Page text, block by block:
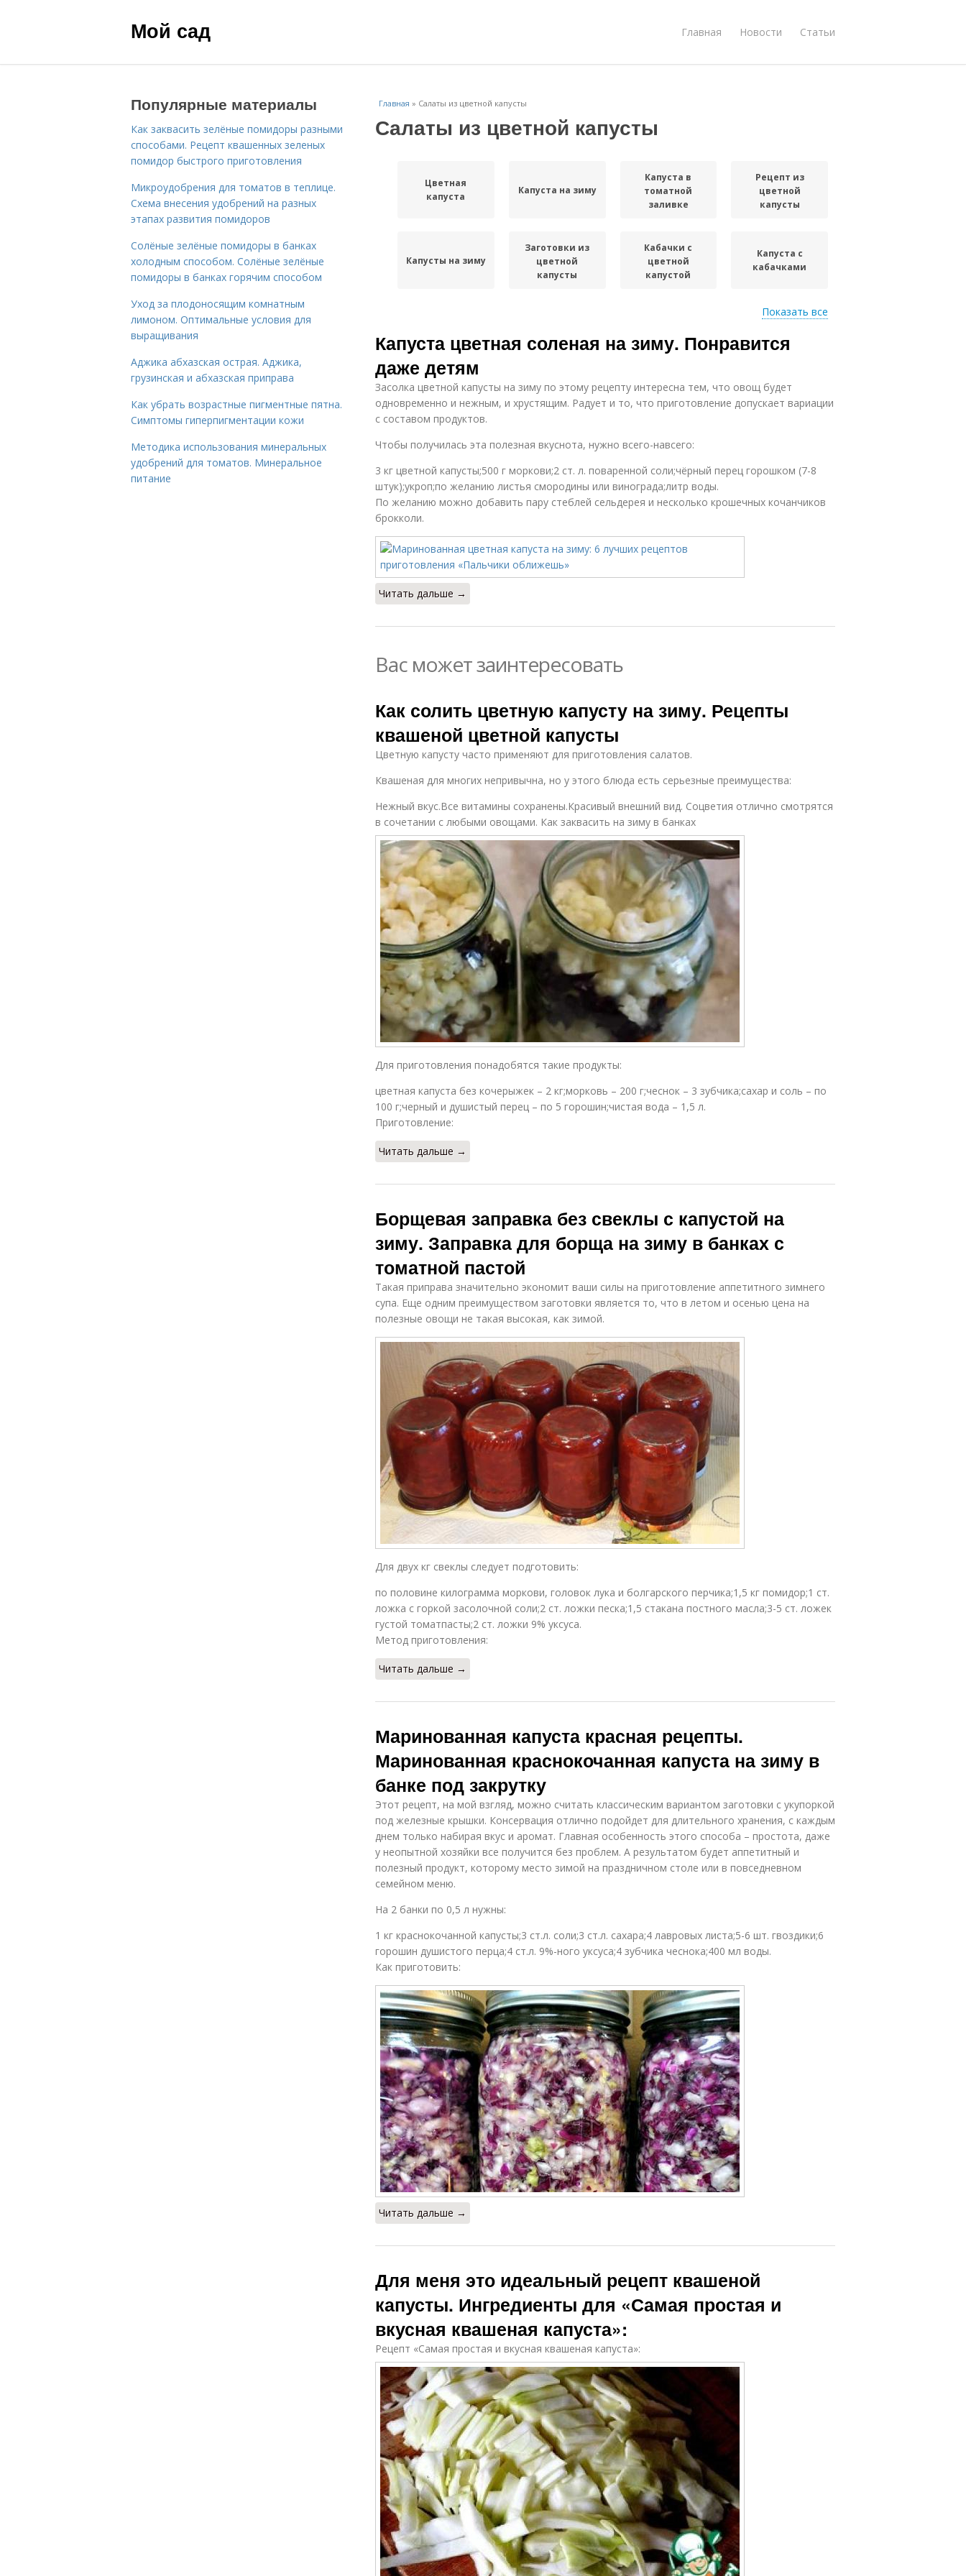
Мой сад Главная Новости Статьи
Главная » Салаты из цветной капусты
Салаты из цветной капусты
Цветная
капуста
Капуста на зиму
Капуста в
томатной
заливке
Рецепт из
цветной
капусты
Капусты на зиму
Заготовки из
цветной
капусты
Кабачки с
цветной
капустой
Капуста с
кабачками
капусты
перцем
приправой
Показать все
Капуста цветная соленая на зиму. Понравится
даже детям
Засолка цветной капусты на зиму по этому рецепту интересна тем, что овощ будет
одновременно и нежным, и хрустящим. Радует и то, что приготовление допускает вариации
с составом продуктов.
Чтобы получилась эта полезная вкуснота, нужно всего-навсего:
3 кг цветной капусты;500 г моркови;2 ст. л. поваренной соли;чёрный перец горошком (7-8
штук);укроп;по желанию листья смородины или винограда;литр воды.
По желанию можно добавить пару стеблей сельдерея и несколько крошечных кочанчиков
брокколи.
Читать дальше →
Вас может заинтересовать
Как солить цветную капусту на зиму. Рецепты
квашеной цветной капусты
Цветную капусту часто применяют для приготовления салатов.
Квашеная для многих непривычна, но у этого блюда есть серьезные преимущества:
Нежный вкус.Все витамины сохранены.Красивый внешний вид. Соцветия отлично смотрятся
в сочетании с любыми овощами. Как заквасить на зиму в банках
Для приготовления понадобятся такие продукты:
цветная капуста без кочерыжек – 2 кг;морковь – 200 г;чеснок – 3 зубчика;сахар и соль – по
100 г;черный и душистый перец – по 5 горошин;чистая вода – 1,5 л.
Приготовление:
Читать дальше →
Борщевая заправка без свеклы с капустой на
зиму. Заправка для борща на зиму в банках с
томатной пастой
Такая приправа значительно экономит ваши силы на приготовление аппетитного зимнего
супа. Еще одним преимуществом заготовки является то, что в летом и осенью цена на
полезные овощи не такая высокая, как зимой.
Для двух кг свеклы следует подготовить:
по половине килограмма моркови, головок лука и болгарского перчика;1,5 кг помидор;1 ст.
ложка с горкой засолочной соли;2 ст. ложки песка;1,5 стакана постного масла;3-5 ст. ложек
густой томатпасты;2 ст. ложки 9% уксуса.
Метод приготовления:
Читать дальше →
Маринованная капуста красная рецепты.
Маринованная краснокочанная капуста на зиму в
банке под закрутку
Этот рецепт, на мой взгляд, можно считать классическим вариантом заготовки с укупоркой
под железные крышки. Консервация отлично подойдет для длительного хранения, с каждым
днем только набирая вкус и аромат. Главная особенность этого способа – простота, даже
у неопытной хозяйки все получится без проблем. А результатом будет аппетитный и
полезный продукт, которому место зимой на праздничном столе или в повседневном
семейном меню.
На 2 банки по 0,5 л нужны:
1 кг краснокочанной капусты;3 ст.л. соли;3 ст.л. сахара;4 лавровых листа;5-6 шт. гвоздики;6
горошин душистого перца;4 ст.л. 9%-ного уксуса;4 зубчика чеснока;400 мл воды.
Как приготовить:
Читать дальше →
Для меня это идеальный рецепт квашеной
капусты. Ингредиенты для «Самая простая и
вкусная квашеная капуста»:
Рецепт «Самая простая и вкусная квашеная капуста»:
Популярные материалы
Как заквасить зелёные помидоры разными
способами. Рецепт квашенных зеленых
помидор быстрого приготовления
Микроудобрения для томатов в теплице.
Схема внесения удобрений на разных
этапах развития помидоров
Солёные зелёные помидоры в банках
холодным способом. Солёные зелёные
помидоры в банках горячим способом
Уход за плодоносящим комнатным
лимоном. Оптимальные условия для
выращивания
Аджика абхазская острая. Аджика,
грузинская и абхазская приправа
Как убрать возрастные пигментные пятна.
Симптомы гиперпигментации кожи
Методика использования минеральных
удобрений для томатов. Минеральное
питание